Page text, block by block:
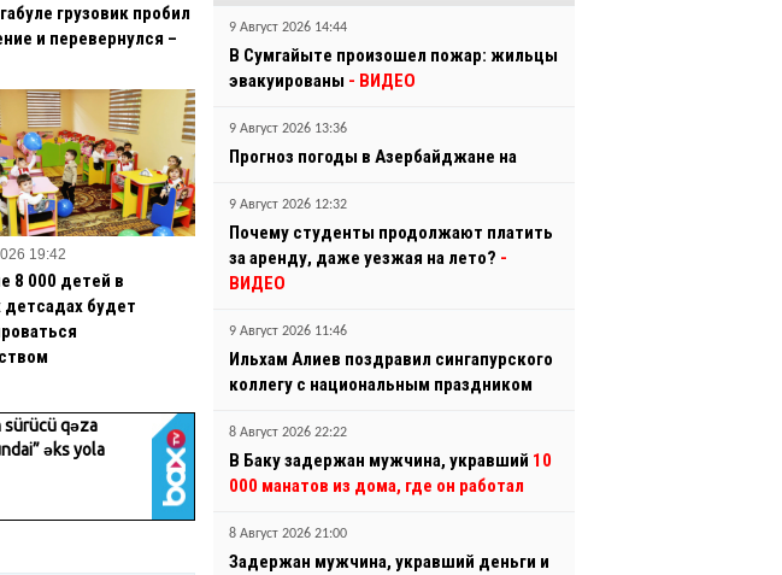
грузовик пробил
и перевернулся –
19:42
8 000 детей в
детсадах будет
9 Август 2026 14:44
В Сумгайыте произошел пожар: жильцы
эвакуированы - ВИДЕО
9 Август 2026 13:36
Прогноз погоды в Азербайджане на
9 Август 2026 12:32
Почему студенты продолжают платить
за аренду, даже уезжая на лето? -
ВИДЕО
9 Август 2026 11:46
Ильхам Алиев поздравил сингапурского
коллегу с национальным праздником
8 Август 2026 22:22
В Баку задержан мужчина, укравший 10
000 манатов из дома, где он работал
8 Август 2026 21:00
Задержан мужчина, укравший деньги и